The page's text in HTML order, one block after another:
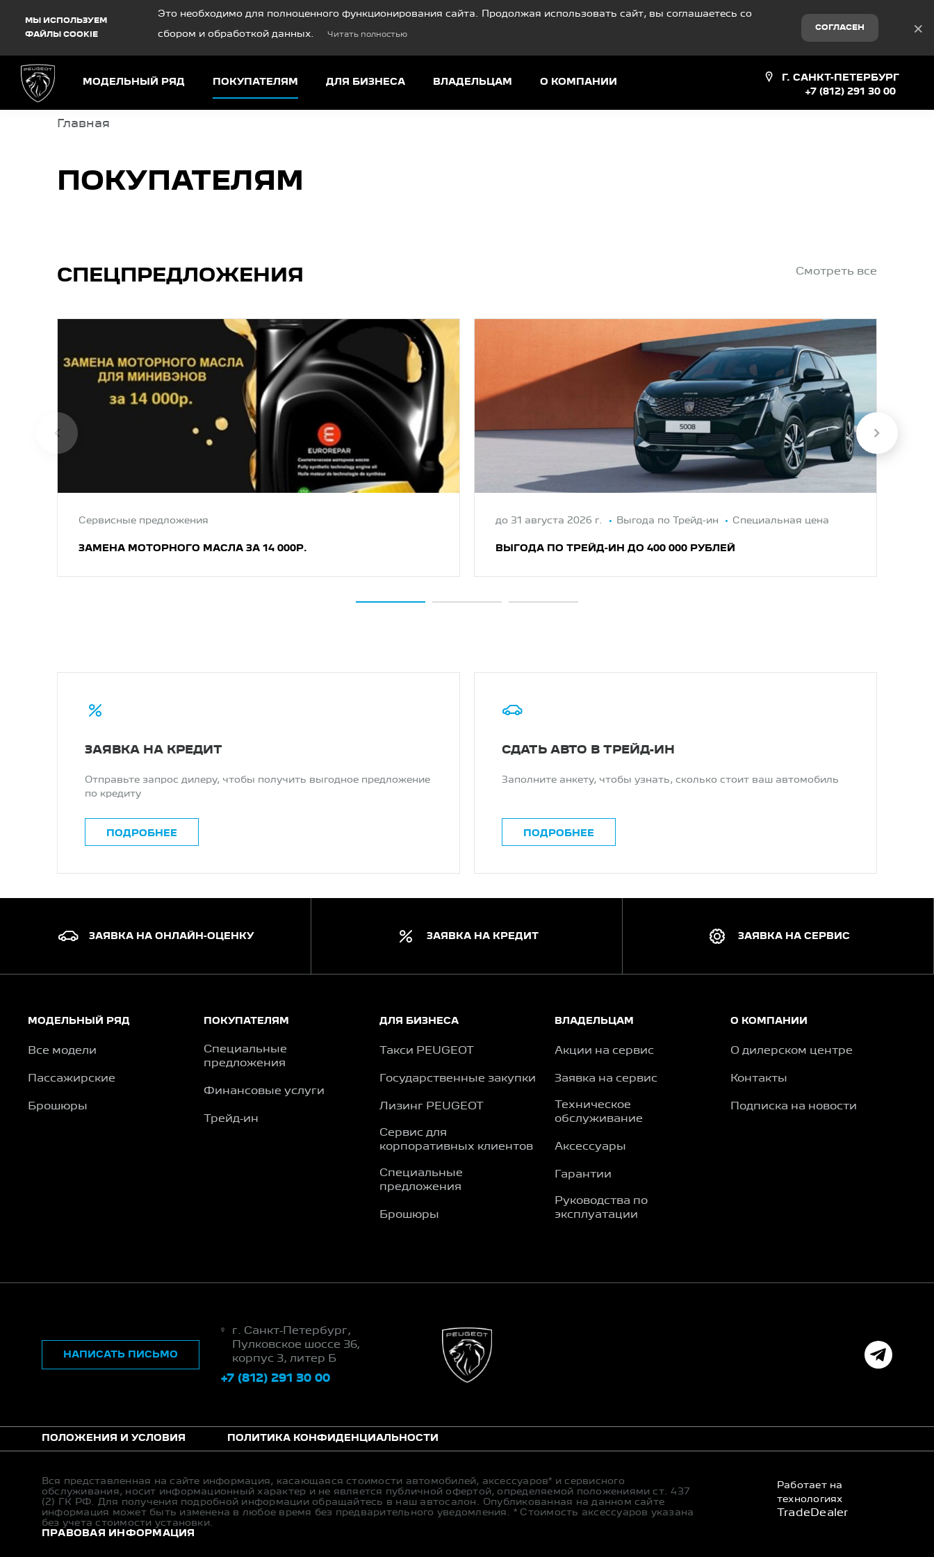
МЫ ИСПОЛЬЗУЕМ
ФАЙЛЫ COOKIE
Это необходимо для полноценного функционирования сайта. Продолжая использовать сайт, вы соглашаетесь со
сбором и обработкой данных. Читать полностью
СОГЛАСЕН ×
МОДЕЛЬНЫЙ РЯД ПОКУПАТЕЛЯМ ДЛЯ БИЗНЕСА ВЛАДЕЛЬЦАМ О КОМПАНИИ
Г. САНКТ-ПЕТЕРБУРГ
+7 (812) 291 30 00
Главная
ПОКУПАТЕЛЯМ
СПЕЦПРЕДЛОЖЕНИЯ
Сервисные предложения
ЗАМЕНА МОТОРНОГО МАСЛА ЗА 14 000Р.
до 31 августа 2026 г. Выгода по Трейд-ин Специальная цена
ВЫГОДА ПО ТРЕЙД-ИН ДО 400 000 РУБЛЕЙ
Смотреть все
ЗАЯВКА НА КРЕДИТ
Отправьте запрос дилеру, чтобы получить выгодное предложение
по кредиту
ПОДРОБНЕЕ
СДАТЬ АВТО В ТРЕЙД-ИН
Заполните анкету, чтобы узнать, сколько стоит ваш автомобиль
ПОДРОБНЕЕ
ЗАЯВКА НА ОНЛАЙН-ОЦЕНКУ ЗАЯВКА НА КРЕДИТ ЗАЯВКА НА СЕРВИС
МОДЕЛЬНЫЙ РЯД
Все модели
Пассажирские
Брошюры
ПОКУПАТЕЛЯМ
Специальные
предложения
Финансовые услуги
Трейд-ин
ДЛЯ БИЗНЕСА
Такси PEUGEOT
Государственные закупки
Лизинг PEUGEOT
Сервис для
корпоративных клиентов
Специальные
предложения
Брошюры
ВЛАДЕЛЬЦАМ
Акции на сервис
Заявка на сервис
Техническое
обслуживание
Аксессуары
Гарантии
Руководства по
эксплуатации
О КОМПАНИИ
О дилерском центре
Контакты
Подписка на новости
г. Санкт-Петербург,
Пулковское шоссе 36,
корпус 3, литер Б
+7 (812) 291 30 00
НАПИСАТЬ ПИСЬМО
ПОЛОЖЕНИЯ И УСЛОВИЯ ПОЛИТИКА КОНФИДЕНЦИАЛЬНОСТИ
Вся представленная на сайте информация, касающаяся стоимости автомобилей, аксессуаров* и сервисного
обслуживания, носит информационный характер и не является публичной офертой, определяемой положениями ст. 437
(2) ГК РФ. Для получения подробной информации обращайтесь в наш автосалон. Опубликованная на данном сайте
информация может быть изменена в любое время без предварительного уведомления. * Стоимость аксессуаров указана
без учета стоимости установки.
ПРАВОВАЯ ИНФОРМАЦИЯ
Работает на
технологиях
TradeDealer